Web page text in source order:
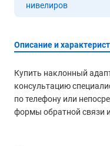
нивелиров
Описание и
Купить наклонный
консультацию
по телефону или
формы обратной связи